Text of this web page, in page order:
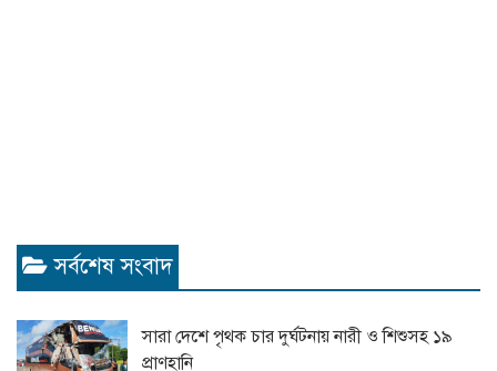
সর্বশেষ সংবাদ
সারা দেশে পৃথক চার দুর্ঘটনায় নারী ও শিশুসহ ১৯
প্রাণহানি